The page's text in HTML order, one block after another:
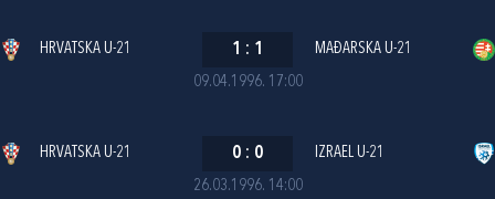
09.04.1996. 17:00
HRVATSKA U-21 1 : 1 MAĐARSKA U-21
26.03.1996. 14:00
HRVATSKA U-21 0 : 0 IZRAEL U-21